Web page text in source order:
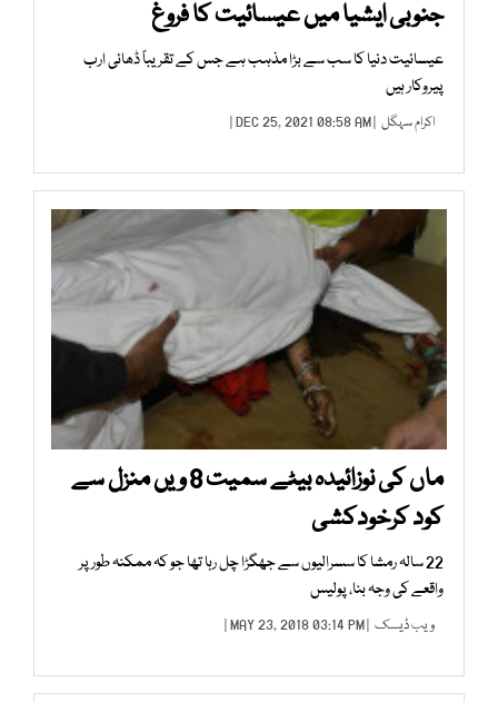
جنوبی ایشیا میں عیسائیت کا فروغ
عیسائیت دنیا کا سب سے بڑا مذہب ہے جس کے تقریباً ڈھائی ارب
پیروکار ہیں
اکرام سہگل | DEC 25, 2021 08:58 AM |
ماں کی نوزائیدہ بیٹے سمیت 8 ویں منزل سے
کود کرخودکشی
22 سالہ رمشا کا سسرالیوں سے جھگڑا چل رہا تھا جو کہ ممکنہ طور پر
واقعے کی وجہ بنا، پولیس
ویب ڈیسک | MAY 23, 2018 03:14 PM |